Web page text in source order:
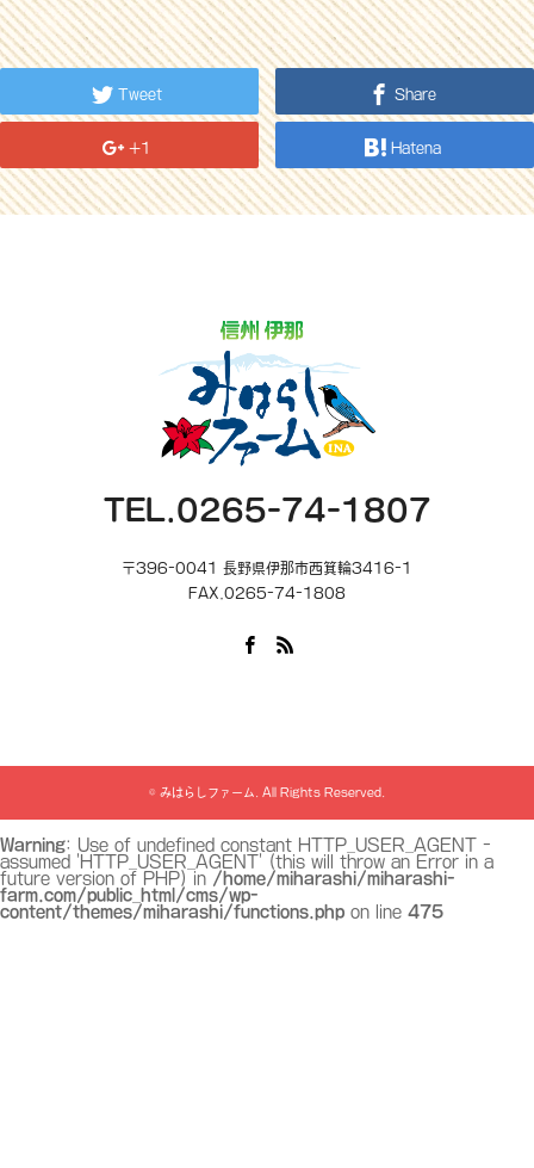
Tweet Share
+1 Hatena
TEL.0265-74-1807
〒396-0041 長野県伊那市西箕輪3416-1
FAX.0265-74-1808
© みはらしファーム . All Rights Reserved.
Warning: Use of undefined constant HTTP_USER_AGENT -
assumed 'HTTP_USER_AGENT' (this will throw an Error in a
future version of PHP) in /home/miharashi/miharashi-
farm.com/public_html/cms/wp-
content/themes/miharashi/functions.php on line 475